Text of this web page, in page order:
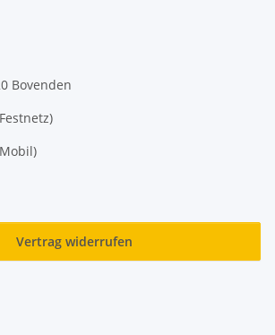
Bovenden
Vertrag widerrufen